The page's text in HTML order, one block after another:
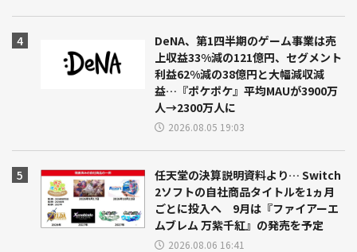
DeNA、第1四半期のゲーム事業は売
上収益33%減の121億円、セグメント
利益62%減の38億円と大幅減収減
益…『ポケポケ』平均MAUが3900万
人→2300万人に
2026.08.05 19:03
任天堂の決算説明資料より… Switch
2ソフトの自社商品タイトルを1ヵ月
ごとに投入へ 9月は『ファイアーエ
ムブレム 万紫千紅』の発売を予定
2026.08.06 16:41